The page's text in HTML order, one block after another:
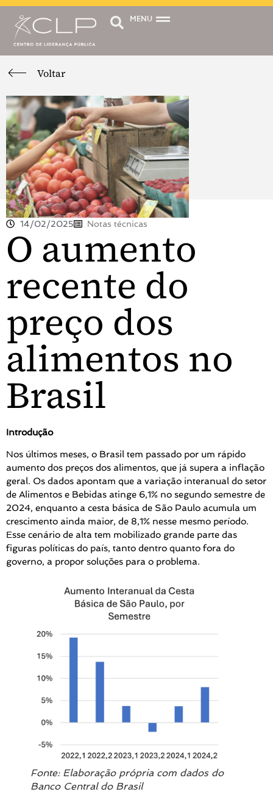
MENU
Voltar
14/02/2025 Notas técnicas
O aumento
recente do
preço dos
alimentos no
Brasil
Introdução
Nos últimos meses, o Brasil tem passado por um rápido
aumento dos preços dos alimentos, que já supera a inflação
geral. Os dados apontam que a variação interanual do setor
de Alimentos e Bebidas atinge 6,1% no segundo semestre de
2024, enquanto a cesta básica de São Paulo acumula um
crescimento ainda maior, de 8,1% nesse mesmo período.
Esse cenário de alta tem mobilizado grande parte das
figuras políticas do país, tanto dentro quanto fora do
governo, a propor soluções para o problema.
Fonte: Elaboração própria com dados do
Banco Central do Brasil